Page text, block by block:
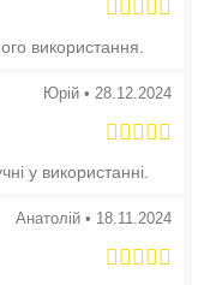
використання.
Юрій • 28.12.2024
у використанні.
Анатолій • 18.11.2024